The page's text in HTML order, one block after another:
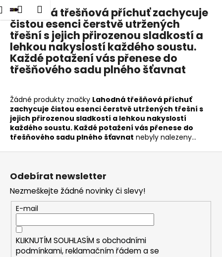
Přejít
na
obsah
Přihlášení
Nákupní
košík
Menu
Lahodná třešňová příchuť zachycuje
čistou esenci čerstvě utržených
třešní s jejich přirozenou sladkostí a
lehkou nakyslostí každého soustu.
Každé potažení vás přenese do
třešňového sadu plného šťavnat
Žádné produkty značky Lahodná třešňová příchuť
zachycuje čistou esenci čerstvě utržených třešní s
jejich přirozenou sladkostí a lehkou nakyslostí
každého soustu. Každé potažení vás přenese do
třešňového sadu plného šťavnat nebyly nalezeny...
K
o Zpět
Zpět
C
o
o
t
ř
e
b
u
j
e
t
e
n
a
Odebírat newsletter
Nezmeškejte žádné novinky či slevy!
E-mail
KLIKNUTÍM SOUHLASÍM s obchodními
podmínkami,reklamačním řádem a se